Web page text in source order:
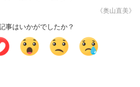
《奥山直美》
事はいかがでしたか？